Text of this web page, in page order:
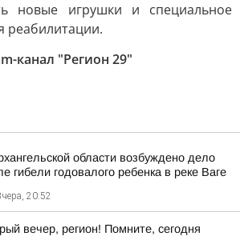
новые игрушки и специальное
реабилитации.
канал "Регион 29"
области возбуждено дело
гибели годовалого ребенка в реке Ваге
20:52
вечер, регион! Помните, сегодня